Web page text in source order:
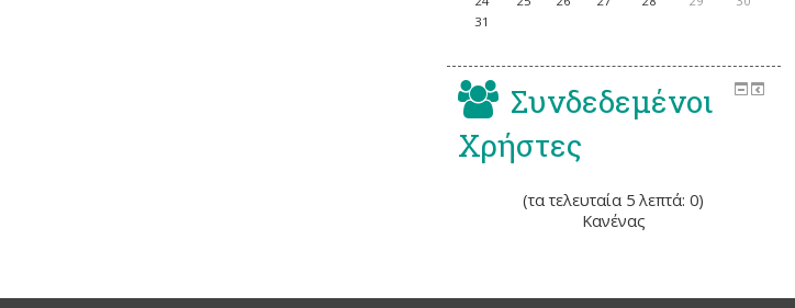
31
Συνδεδεμένοι
Χρήστες
(τα τελευταία 5 λεπτά: 0)
Κανένας